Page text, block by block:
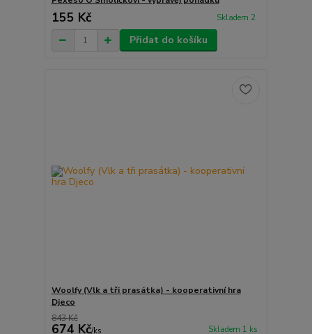
155 Kč Skladem 2
Přidat do košíku
Woolfy (Vlk a tři prasátka) - kooperativní hra
Djeco
843 Kč
674 Kč/ks Skladem 1 ks